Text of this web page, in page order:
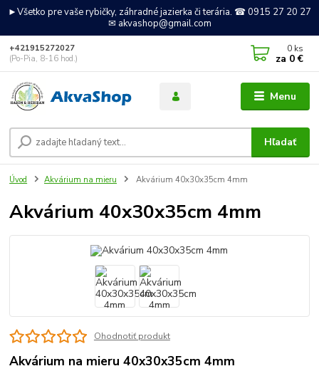
►Všetko pre vaše rybičky, záhradné jazierka či terária. ☎ 0915 27 20 27
✉ akvashop@gmail.com
Menu
Hľadať
+421915272027
(Po-Pia, 8-16 hod.)
0 ks
za 0 €
Úvod Akvárium na mieru Akvárium 40x30x35cm 4mm
Akvárium 40x30x35cm 4mm
Ohodnotiť produkt
Akvárium na mieru 40x30x35cm 4mm